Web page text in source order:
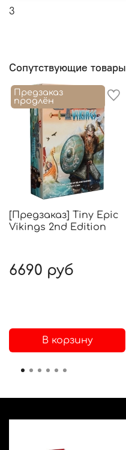
3
Сопутствующие товары
Предзаказ
продлён
[Предзаказ] Tiny Epic
Vikings 2nd Edition
6690 руб
В корзину